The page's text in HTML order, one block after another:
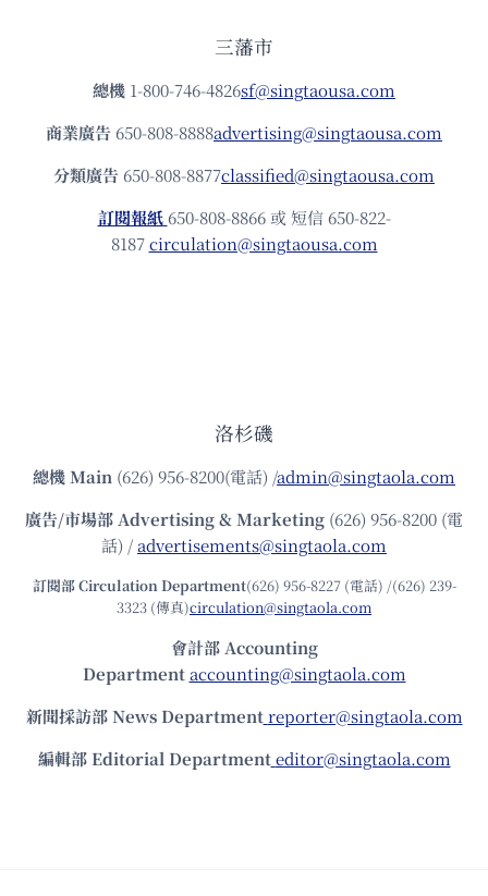
三藩市
總機 1-800-746-4826sf@singtaousa.com
商業廣告 650-808-8888advertising@singtaousa.com
分類廣告 650-808-8877classified@singtaousa.com
訂閱報紙 650-808-8866 或 短信 650-822-
8187circulation@singtaousa.com
洛杉磯
總機Main (626) 956-8200(電話) /admin@singtaola.com
廣告/市場部Advertising & Marketing (626) 956-8200 (電
話) /advertisements@singtaola.com
訂閱部 Circulation Department(626) 956-8227 (電話) /(626) 239-
3323 (傳真)circulation@singtaola.com
會計部 Accounting
Department accounting@singtaola.com
新聞採訪部 News Department reporter@singtaola.com
編輯部 Editorial Department editor@singtaola.com